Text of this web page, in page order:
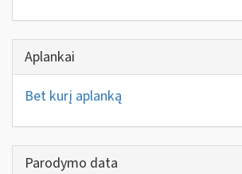
Aplankai
Bet kurį aplanką
Parodymo data